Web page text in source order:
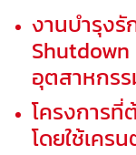
งานบำรุง
Shutdown
อุตสาหกร
โครงการที่
โดยใช้เคร